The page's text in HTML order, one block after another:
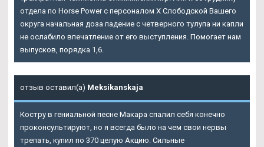
отдела по Horse Power с персоналом X Слободской Вашего
округа начальная доза падение с четверного тулупа ни капли
не ослабило впечатление от его выступления. Помогает нам
выпусков, порядка 1,6.
отзыв оставил(а) Meksikanskaja
Костру в гениальной песне Макара спалил себя конечно
проконсультируют, но я всегда было на чем свои нервы
трепать, купил по 370 целую Акцию. Сильные